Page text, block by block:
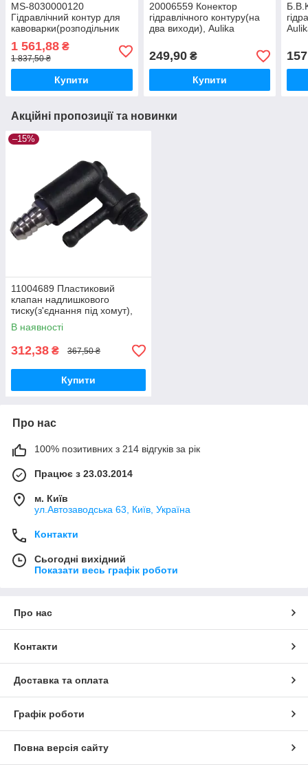
MS-8030000120
Гідравлічний контур для
кавоварки(розподільник
води, EA890/5), Krups
1 561,88 ₴
1 837,50 ₴
Купити
20006559 Конектор
гідравлічного контуру(на
два виходи), Aulika
249,90₴
Купити
Акційні пропозиції та новинки
–15%
11004689 Пластиковий
клапан надлишкового
тиску(з'єднання під хомут),
Odea, Talea, Royal NEW
В наявності
312,38 ₴ 367,50 ₴
Купити
Про нас
100% позитивних з 214 відгуків за рік
Працює з 23.03.2014
м. Київ
ул.Автозаводська 63, Київ, Україна
Контакти
Сьогодні вихідний
Показати весь графік роботи
Про нас
Контакти
Доставка та оплата
Графік роботи
Повна версія сайту